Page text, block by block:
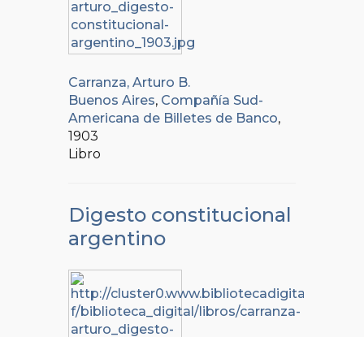
Carranza, Arturo B.
Buenos Aires, Compañía Sud-
Americana de Billetes de Banco,
1903
Libro
Digesto constitucional
argentino